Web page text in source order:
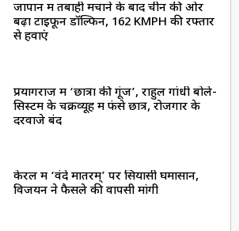
जापान में तबाही मचाने के बाद चीन की ओर
बढ़ा टाइफून डॉल्फिन, 162 KMPH की रफ्तार
से हवाएं
प्रयागराज में ‘छात्रों की गूंज’, राहुल गांधी बोले-
सिस्टम के चक्रव्यूह में फंसे छात्र, रोजगार के
दरवाजे बंद
केरल में ‘वंदे मातरम्’ पर सियासी घमासान,
विजयन ने फैसले की वापसी मांगी